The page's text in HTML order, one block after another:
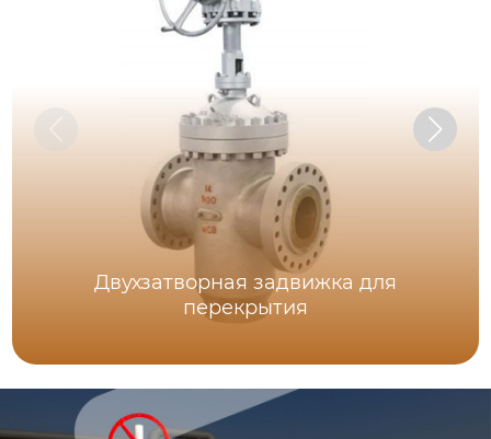
Двухзатворная задвижка для
перекрытия